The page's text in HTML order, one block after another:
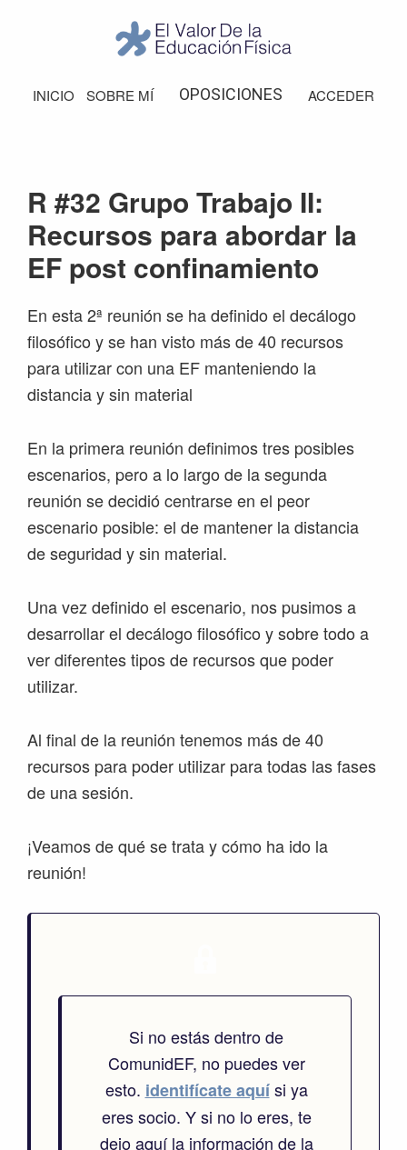
navegación
principal
barra
Valor
de
INICIO SOBRE MÍ OPOSICIONES ACCEDER
R #32 Grupo Trabajo II:
Recursos para abordar la
EF post confinamiento
En esta 2ª reunión se ha definido el decálogo
filosófico y se han visto más de 40 recursos
para utilizar con una EF manteniendo la
distancia y sin material
En la primera reunión definimos tres posibles
escenarios, pero a lo largo de la segunda
reunión se decidió centrarse en el peor
escenario posible: el de mantener la distancia
de seguridad y sin material.
Una vez definido el escenario, nos pusimos a
desarrollar el decálogo filosófico y sobre todo a
ver diferentes tipos de recursos que poder
utilizar.
Al final de la reunión tenemos más de 40
recursos para poder utilizar para todas las fases
de una sesión.
¡Veamos de qué se trata y cómo ha ido la
reunión!
Si no estás dentro de
ComunidEF, no puedes ver
esto. identifícate aquísi ya
eres socio. Y si no lo eres, te
dejo aquí la información de la